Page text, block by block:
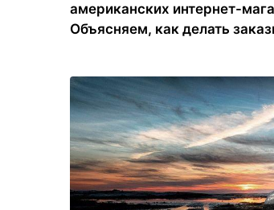
американских интернет-
Объясняем, как делать